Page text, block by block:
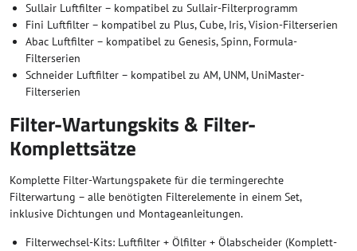
Sullair Luftfilter – kompatibel zu Sullair-Filterprogramm
Fini Luftfilter – kompatibel zu Plus, Cube, Iris, Vision-Filterserien
Abac Luftfilter – kompatibel zu Genesis, Spinn, Formula-
Filterserien
Schneider Luftfilter – kompatibel zu AM, UNM, UniMaster-
Filterserien
Filter-Wartungskits & Filter-
Komplettsätze
Komplette Filter-Wartungspakete für die termingerechte
Filterwartung – alle benötigten Filterelemente in einem Set,
inklusive Dichtungen und Montageanleitungen.
Filterwechsel-Kits: Luftfilter + Ölfilter + Ölabscheider (Komplett-